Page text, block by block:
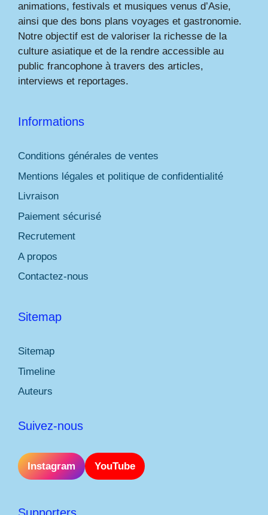
animations, festivals et musiques venus d’Asie,
ainsi que des bons plans voyages et gastronomie.
Notre objectif est de valoriser la richesse de la
culture asiatique et de la rendre accessible au
public francophone à travers des articles,
interviews et reportages.
Informations
Conditions générales de ventes
Mentions légales et politique de confidentialité
Livraison
Paiement sécurisé
Recrutement
A propos
Contactez-nous
Sitemap
Sitemap
Timeline
Auteurs
Suivez-nous
Instagram YouTube